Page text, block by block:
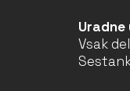
Uradne
Vsak